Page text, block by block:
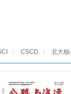
/ CSCD / 北大核